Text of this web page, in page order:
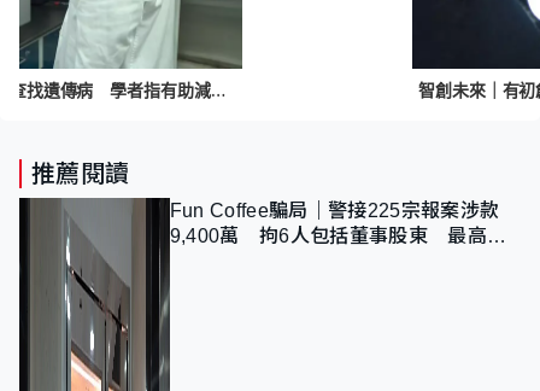
智創未來｜有初創推基因檢測查找遺傳病 學者指有助減輕社會整體醫療負擔
推薦閱讀
Fun Coffee騙局｜警接225宗報案涉款
9,400萬 拘6人包括董事股東 最高金